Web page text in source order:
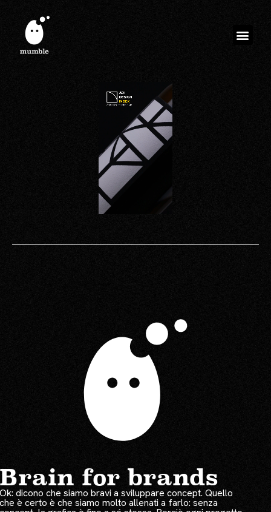
for brands
dicono che siamo bravi a sviluppare concept. Quello
è certo è che siamo molto allenati a farlo: senza